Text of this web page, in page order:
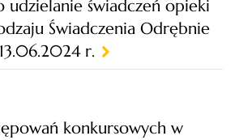
udzielanie świadczeń opieki
Świadczenia Odrębnie
r.
konkursowych w